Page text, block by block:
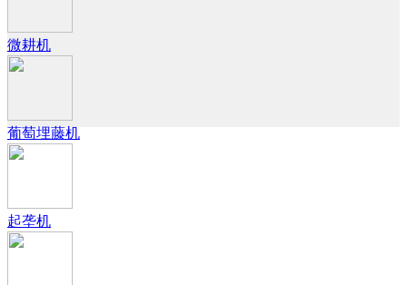
微耕机
葡萄埋藤机
起垄机